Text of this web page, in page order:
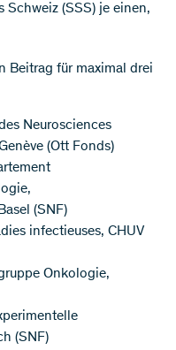
Schweiz (SSS) je einen,
Beitrag für maximal drei
Neurosciences
(Ott Fonds)
(SNF)
infectieuses, CHUV
Onkologie,
(SNF)